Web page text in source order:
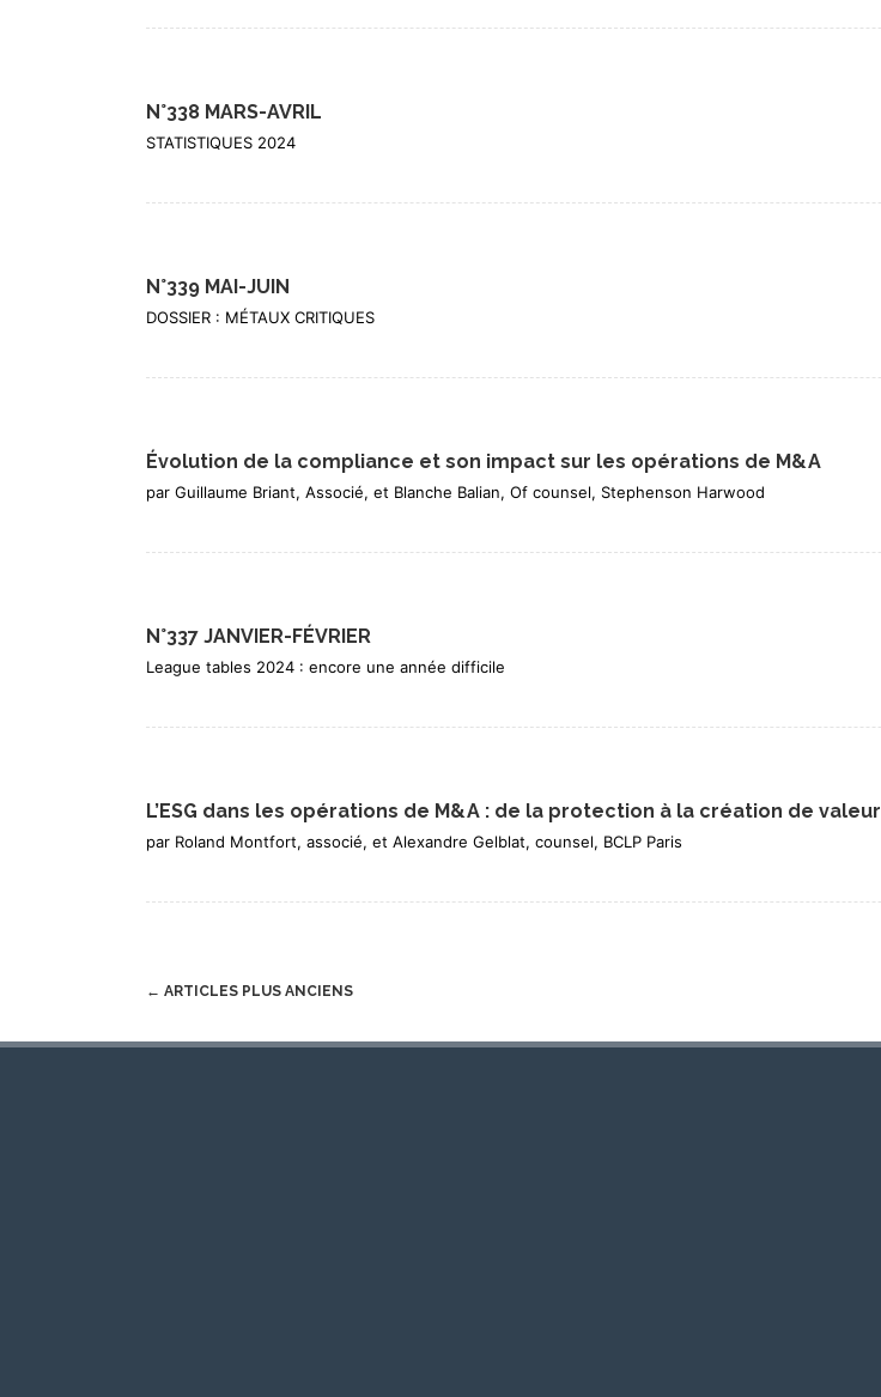
N°338 MARS-AVRIL
STATISTIQUES 2024
N°339 MAI-JUIN
DOSSIER : MÉTAUX CRITIQUES
Évolution de la compliance et son impact sur les opérations de M&A
par Guillaume Briant, Associé, et Blanche Balian, Of counsel, Stephenson Harwood
N°337 JANVIER-FÉVRIER
League tables 2024 : encore une année difficile
L’ESG dans les opérations de M&A : de la protection à la création de valeur
par Roland Montfort, associé, et Alexandre Gelblat, counsel, BCLP Paris
Post
← ARTICLES PLUS ANCIENS